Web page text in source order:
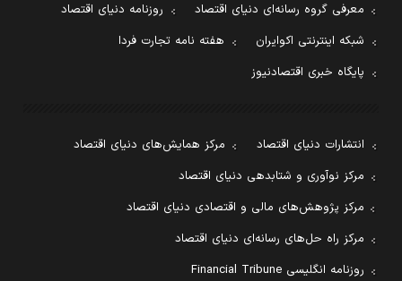
معرفی گروه رسانه‌ای دنیای اقتصاد
روزنامه دنیای اقتصاد
شبکه اینترنتی اکوایران
هفته نامه تجارت فردا
پایگاه خبری اقتصادنیوز
انتشارات دنیای اقتصاد
مرکز همایش‌های دنیای اقتصاد
مرکز نوآوری و شتابدهی دنیای اقتصاد
مرکز پژوهش‌های مالی و اقتصادی دنیای اقتصاد
مرکز راه حل‌های رسانه‌ای دنیای اقتصاد
روزنامه انگلیسی Financial Tribune